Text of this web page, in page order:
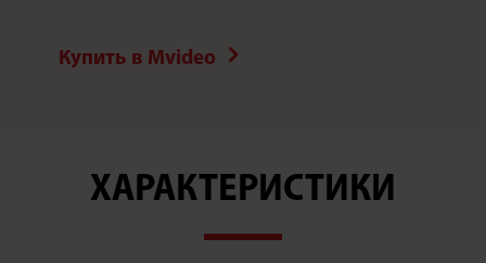
Купить в Mvideo
ХАРАКТЕРИСТИКИ